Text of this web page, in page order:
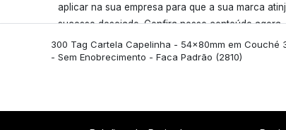
aplicar na sua empresa para que a sua marca
sucesso desejado. Confira nosso conteúdo agora
mesmo!
300 Tag Cartela Capelinha - 54x80mm em Couché
- Sem Enobrecimento - Faca Padrão (2810)